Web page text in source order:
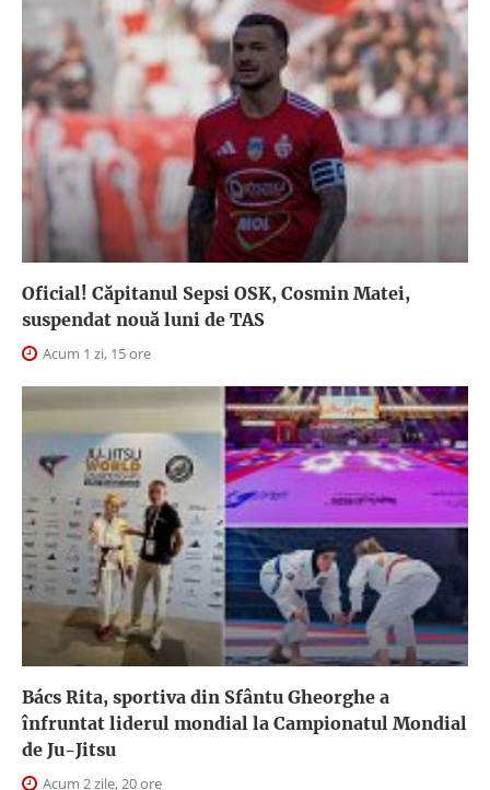
Oficial! Căpitanul Sepsi OSK, Cosmin Matei,
suspendat nouă luni de TAS
Acum 1 zi, 15 ore
Bács Rita, sportiva din Sfântu Gheorghe a
înfruntat liderul mondial la Campionatul Mondial
de Ju-Jitsu
Acum 2 zile, 20 ore